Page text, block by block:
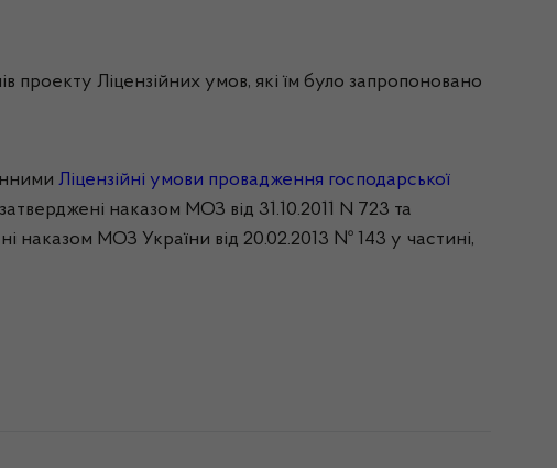
проекту Ліцензійних умов, які їм було запропоновано
Ліцензійні умови провадження господарської
затверджені наказом МОЗ від 31.10.2011 N 723 та
наказом МОЗ України від 20.02.2013 № 143 у частині,